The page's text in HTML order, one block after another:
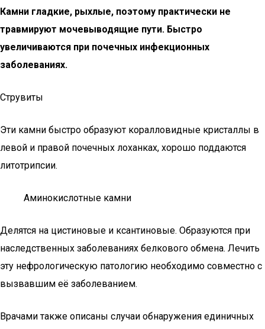
Камни гладкие, рыхлые, поэтому практически не
травмируют мочевыводящие пути. Быстро
увеличиваются при почечных инфекционных
заболеваниях.
Струвиты
Эти камни быстро образуют коралловидные кристаллы в
левой и правой почечных лоханках, хорошо поддаются
литотрипсии.
Аминокислотные камни
Делятся на цистиновые и ксантиновые. Образуются при
наследственных заболеваниях белкового обмена. Лечить
эту нефрологическую патологию необходимо совместно с
вызвавшим её заболеванием.
Врачами также описаны случаи обнаружения единичных